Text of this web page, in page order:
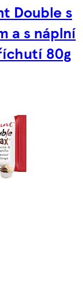
Double s
a s náplní
80g